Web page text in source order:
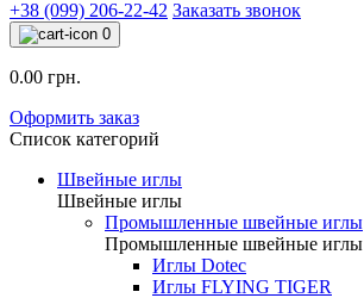
+38 (099) 206-22-42 Заказать звонок
0
0.00 грн.
Оформить заказ
Список категорий
Швейные иглы
Швейные иглы
Промышленные швейные иглы
Промышленные швейные иглы
Иглы Dotec
Иглы FLYING TIGER